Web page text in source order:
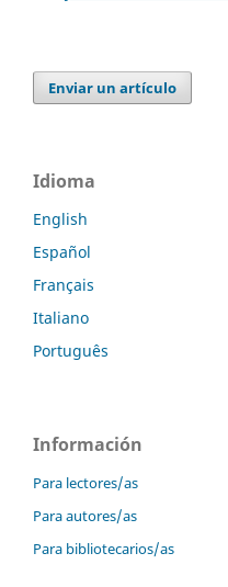
Enviar un artículo
Idioma
English
Español
Français
Italiano
Português
Información
Para lectores/as
Para autores/as
Para bibliotecarios/as